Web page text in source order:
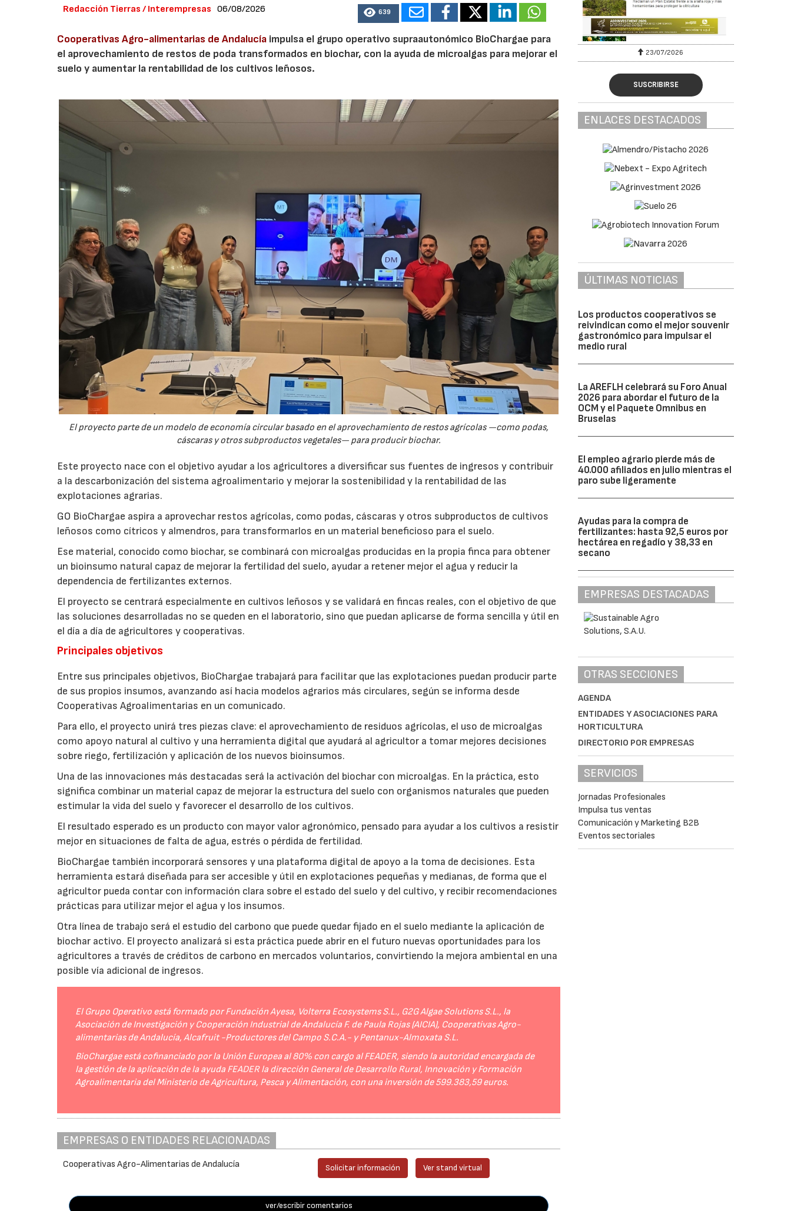
Redacción Tierras / Interempresas 06/08/2026 639
Cooperativas Agro-alimentarias de Andalucía impulsa el grupo operativo supraautonómico BioChargae para
el aprovechamiento de restos de poda transformados en biochar, con la ayuda de microalgas para mejorar el
suelo y aumentar la rentabilidad de los cultivos leñosos.
El proyecto parte de un modelo de economía circular basado en el aprovechamiento de restos agrícolas —como podas,
cáscaras y otros subproductos vegetales— para producir biochar.
Este proyecto nace con el objetivo ayudar a los agricultores a diversificar sus fuentes de ingresos y contribuir
a la descarbonización del sistema agroalimentario y mejorar la sostenibilidad y la rentabilidad de las
explotaciones agrarias.
GO BioChargae aspira a aprovechar restos agrícolas, como podas, cáscaras y otros subproductos de cultivos
leñosos como cítricos y almendros, para transformarlos en un material beneficioso para el suelo.
Ese material, conocido como biochar, se combinará con microalgas producidas en la propia finca para obtener
un bioinsumo natural capaz de mejorar la fertilidad del suelo, ayudar a retener mejor el agua y reducir la
dependencia de fertilizantes externos.
El proyecto se centrará especialmente en cultivos leñosos y se validará en fincas reales, con el objetivo de que
las soluciones desarrolladas no se queden en el laboratorio, sino que puedan aplicarse de forma sencilla y útil en
el día a día de agricultores y cooperativas.
Principales objetivos
Entre sus principales objetivos, BioChargae trabajará para facilitar que las explotaciones puedan producir parte
de sus propios insumos, avanzando así hacia modelos agrarios más circulares, según se informa desde
Cooperativas Agroalimentarias en un comunicado.
Para ello, el proyecto unirá tres piezas clave: el aprovechamiento de residuos agrícolas, el uso de microalgas
como apoyo natural al cultivo y una herramienta digital que ayudará al agricultor a tomar mejores decisiones
sobre riego, fertilización y aplicación de los nuevos bioinsumos.
Una de las innovaciones más destacadas será la activación del biochar con microalgas. En la práctica, esto
significa combinar un material capaz de mejorar la estructura del suelo con organismos naturales que pueden
estimular la vida del suelo y favorecer el desarrollo de los cultivos.
El resultado esperado es un producto con mayor valor agronómico, pensado para ayudar a los cultivos a resistir
mejor en situaciones de falta de agua, estrés o pérdida de fertilidad.
BioChargae también incorporará sensores y una plataforma digital de apoyo a la toma de decisiones. Esta
herramienta estará diseñada para ser accesible y útil en explotaciones pequeñas y medianas, de forma que el
agricultor pueda contar con información clara sobre el estado del suelo y del cultivo, y recibir recomendaciones
prácticas para utilizar mejor el agua y los insumos.
Otra línea de trabajo será el estudio del carbono que puede quedar fijado en el suelo mediante la aplicación de
biochar activo. El proyecto analizará si esta práctica puede abrir en el futuro nuevas oportunidades para los
agricultores a través de créditos de carbono en mercados voluntarios, convirtiendo la mejora ambiental en una
posible vía adicional de ingresos.
El Grupo Operativo está formado por Fundación Ayesa, Volterra Ecosystems S.L., G2G Algae Solutions S.L., la
Asociación de Investigación y Cooperación Industrial de Andalucía F. de Paula Rojas (AICIA), Cooperativas Agro-
alimentarias de Andalucía, Alcafruit -Productores del Campo S.C.A.- y Pentanux-Almoxata S.L.
BioChargae está cofinanciado por la Unión Europea al 80% con cargo al FEADER, siendo la autoridad encargada de
la gestión de la aplicación de la ayuda FEADER la dirección General de Desarrollo Rural, Innovación y Formación
Agroalimentaria del Ministerio de Agricultura, Pesca y Alimentación, con una inversión de 599.383,59 euros.
EMPRESAS O ENTIDADES RELACIONADAS
Cooperativas Agro-Alimentarias de Andalucía Solicitar información Ver stand virtual
ver/escribir comentarios
23/07/2026 30/07/2026 23/07/2026
SUSCRIBIRSE
ENLACES DESTACADOS
ÚLTIMAS NOTICIAS
Los productos cooperativos se
reivindican como el mejor souvenir
gastronómico para impulsar el
medio rural
La AREFLH celebrará su Foro Anual
2026 para abordar el futuro de la
OCM y el Paquete Omnibus en
Bruselas
El empleo agrario pierde más de
40.000 afiliados en julio mientras el
paro sube ligeramente
Ayudas para la compra de
fertilizantes: hasta 92,5 euros por
hectárea en regadío y 38,33 en
secano
EMPRESAS DESTACADAS
OTRAS SECCIONES
AGENDA
ENTIDADES Y ASOCIACIONES PARA
HORTICULTURA
DIRECTORIO POR EMPRESAS
SERVICIOS
Jornadas Profesionales
Impulsa tus ventas
Comunicación y Marketing B2B
Eventos sectoriales